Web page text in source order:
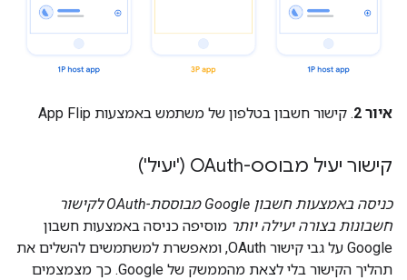
איור 2 . קישור חשבון בטלפון של משתמש באמצעות App Flip
קישור יעיל מבוסס-OAuth ('יעיל')
כניסה באמצעות חשבון Google מבוססת-OAuth לקישור
חשבונות בצורה יעילה יותר מוסיפה כניסה באמצעות חשבון
Google על גבי קישור OAuth, ומאפשרת למשתמשים להשלים את
תהליך הקישור בלי לצאת מהממשק של Google. כך מצמצמים